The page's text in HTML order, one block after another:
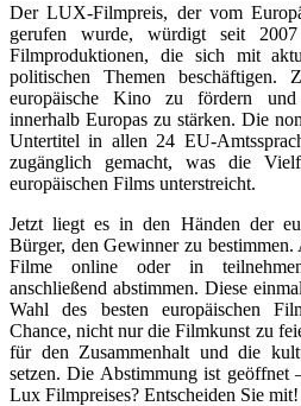
Der LUX-Filmpreis, der vom
gerufen wurde, würdigt seit 2007
Filmproduktionen, die sich mit
politischen Themen
europäische Kino zu fördern
innerhalb Europas zu stärken. Die
Untertitel in allen 24 EU-
zugänglich gemacht, was die
europäischen Films unterstreicht.
Jetzt liegt es in den Händen der
Bürger, den Gewinner zu
Filme online oder in
anschließend abstimmen. Diese
Wahl des besten europäischen
Chance, nicht nur die Filmkunst zu
für den Zusammenhalt und die
setzen. Die Abstimmung ist
Lux Filmpreises? Entscheiden Sie mit!